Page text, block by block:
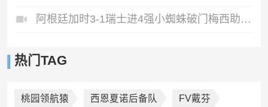
阿根廷加时3-1瑞士进4强小蜘蛛破门梅西助攻麦卡恩博洛假摔染红
热门TAG
桃园领航猿 西恩夏诺后备队 FV戴芬